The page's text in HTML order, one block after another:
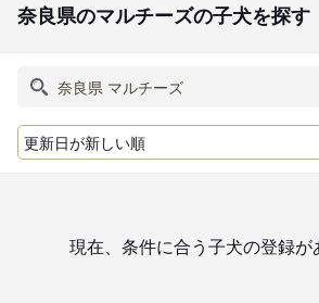
奈良県のマルチーズの子犬を探す
現在、条件に合う子犬の登録が